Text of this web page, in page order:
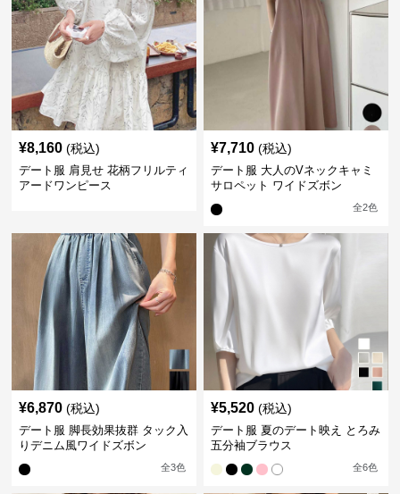
¥8,160 (税込)
デート服 肩見せ 花柄フリルティ
アードワンピース
¥7,710 (税込)
デート服 大人のVネックキャミ
サロペット ワイドズボン
全2色
¥6,870 (税込)
デート服 脚長効果抜群 タック入
りデニム風ワイドズボン
全3色
¥5,520 (税込)
デート服 夏のデート映え とろみ
五分袖ブラウス
全6色